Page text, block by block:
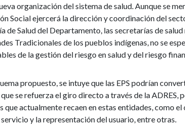
organización del sistema de salud. Aunque se
Social ejercerá la dirección y coordinación del
de Salud del Departamento, las secretarías de
Tradicionales de los pueblos indígenas, no se
de la gestión del riesgo en salud y del riesgo
propuesto, se intuye que las EPS podrían
que se refuerza el giro directo a través de la ADRES,
que actualmente recaen en estas entidades, como
y la representación del usuario, entre otras.